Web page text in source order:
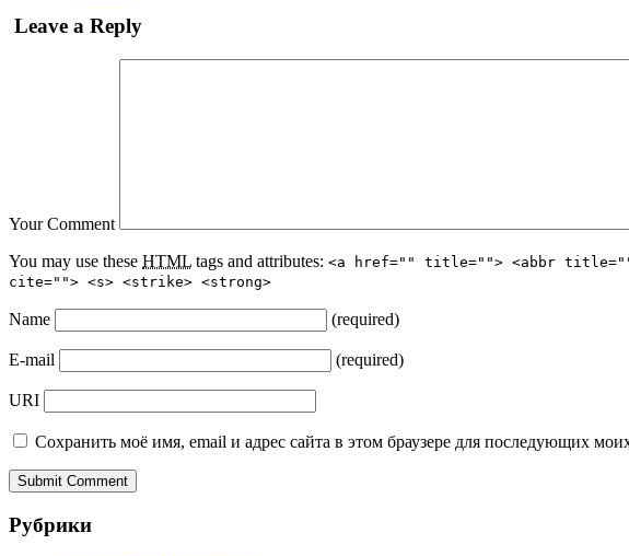
Leave a Reply
Your Comment
You may use these HTML tags and attributes: <a href="" title=""> <abbr title="">
cite=""> <s> <strike> <strong>
Name (required)
E-mail (required)
URI
Сохранить моё имя, email и адрес сайта в этом браузере для последующих
Рубрики